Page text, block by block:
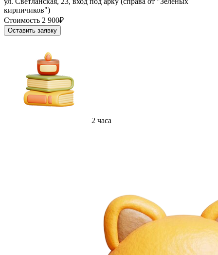
кирпичиков")
Стоимость 2 900₽
Оставить заявку
2 часа